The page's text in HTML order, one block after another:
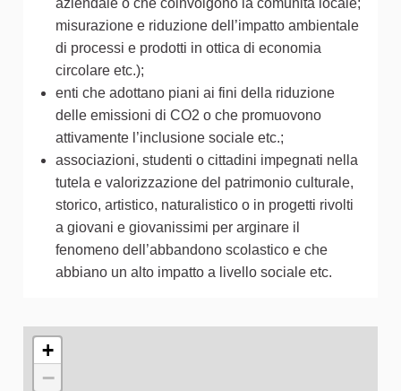
misurazione e riduzione dell’impatto ambientale
di processi e prodotti in ottica di economia
circolare etc.);
enti che adottano piani ai fini della riduzione
delle emissioni di CO2 o che promuovono
attivamente l’inclusione sociale etc.;
associazioni, studenti o cittadini impegnati nella
tutela e valorizzazione del patrimonio culturale,
storico, artistico, naturalistico o in progetti rivolti
a giovani e giovanissimi per arginare il
fenomeno dell’abbandono scolastico e che
abbiano un alto impatto a livello sociale etc.
L'elemento seguente è una mappa che presenta gli
+
−